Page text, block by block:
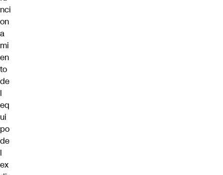
nci
on
a
mi
en
to
de
l
eq
ui
po
de
l
ex